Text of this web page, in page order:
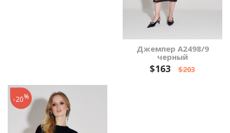
Джемпер А2498/9
черный
$163 $203
-20%